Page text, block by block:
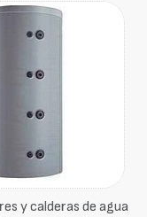
y calderas de agua